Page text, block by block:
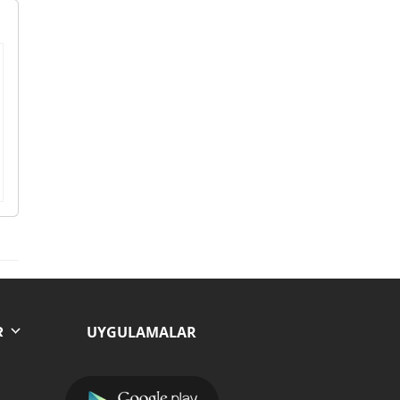
UYGULAMALAR